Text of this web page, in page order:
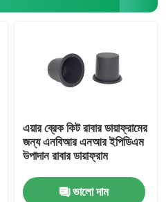
এয়ার ব্রেক কিট রাবার ডায়াফ্রামের
জন্য এনবিআর এনআর ইপিডিএম
উপাদান রাবার ডায়াফ্রাম
ভালো দাম